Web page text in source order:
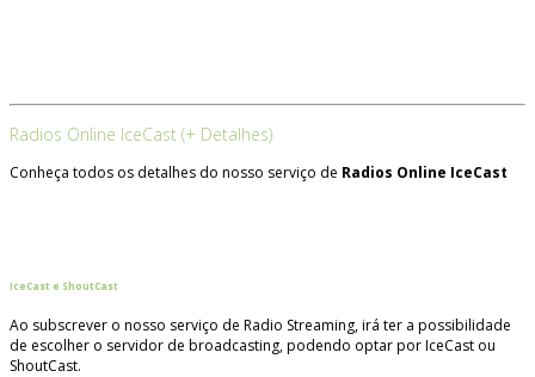
Radios Online IceCast (+ Detalhes)
Conheça todos os detalhes do nosso serviço de Radios Online IceCast
IceCast e ShoutCast
Ao subscrever o nosso serviço de Radio Streaming, irá ter a possibilidade
de escolher o servidor de broadcasting, podendo optar por IceCast ou
ShoutCast.